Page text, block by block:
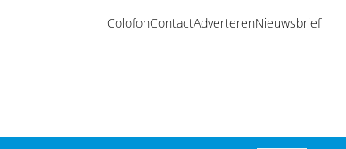
ColofonContactAdverterenNieuwsbrief